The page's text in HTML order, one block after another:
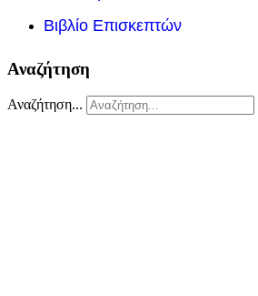
Βιβλίο Επισκεπτών
Αναζήτηση
Αναζήτηση...